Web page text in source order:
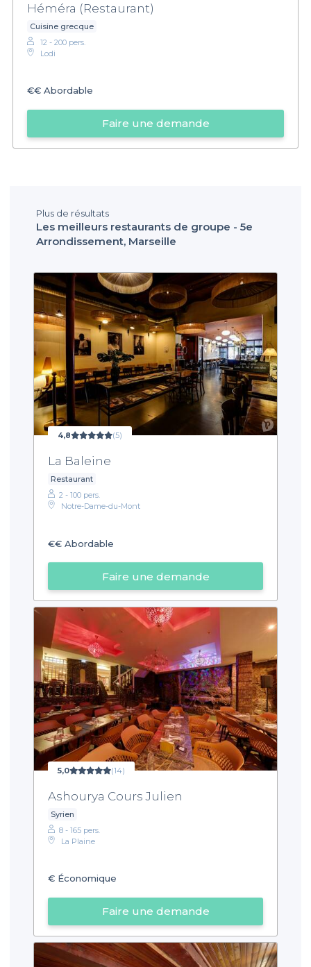
Héméra (Restaurant)
Cuisine grecque
12 - 200 pers.
Lodi
€€ Abordable
Faire une demande
Plus de résultats
Les meilleurs restaurants de groupe - 5e
Arrondissement, Marseille
4,8 (5)
La Baleine
Restaurant
2 - 100 pers.
Notre-Dame-du-Mont
€€ Abordable
Faire une demande
5,0 (14)
Ashourya Cours Julien
Syrien
8 - 165 pers.
La Plaine
€ Économique
Faire une demande